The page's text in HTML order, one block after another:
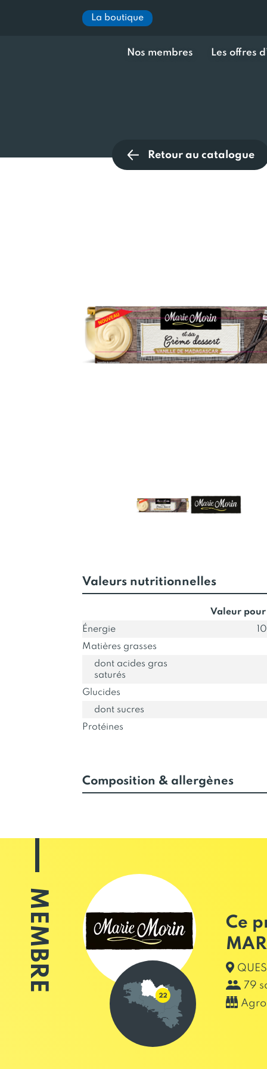
La boutique
Nos membres Les offres
Retour au catalogue
Valeurs nutritionnelles
Valeur pour
Énergie
Matières grasses
dont acides gras
saturés
Glucides
dont sucres
Protéines
Composition & allergènes
MEMBRE
Ce
79